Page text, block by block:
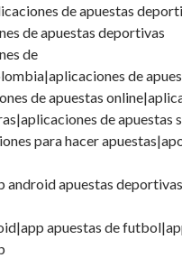
de apuestas
de apuestas deportivas
de
de
de apuestas
de apuestas
para hacer
android apuestas
apuestas de